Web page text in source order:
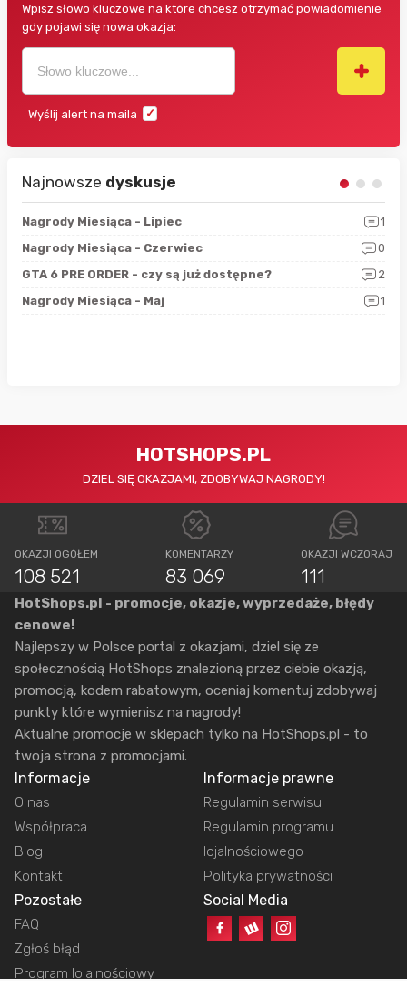
Wpisz słowo kluczowe na które chcesz otrzymać powiadomienie
gdy pojawi się nowa okazja:
Wyślij alert na maila
Najnowsze dyskusje
Nagrody Miesiąca - Lipiec
1
Nagrody Miesiąca - Czerwiec
0
GTA 6 PRE ORDER - czy są już dostępne?
2
Nagrody Miesiąca - Maj
1
HOTSHOPS.PL
DZIEL SIĘ OKAZJAMI, ZDOBYWAJ NAGRODY!
OKAZJI OGÓŁEM
108 521
KOMENTARZY
83 069
OKAZJI WCZORAJ
111
HotShops.pl - promocje, okazje, wyprzedaże, błędy
cenowe!
Najlepszy w Polsce portal z okazjami, dziel się ze
społecznością HotShops znalezioną przez ciebie okazją,
promocją, kodem rabatowym, oceniaj komentuj zdobywaj
punkty które wymienisz na nagrody!
Aktualne promocje w sklepach tylko na HotShops.pl - to
twoja strona z promocjami.
Informacje
O nas
Współpraca
Blog
Kontakt
Informacje prawne
Regulamin serwisu
Regulamin programu
lojalnościowego
Polityka prywatności
Pozostałe
FAQ
Zgłoś błąd
Program lojalnościowy
Social Media